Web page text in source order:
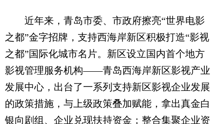
近年来，青岛市委、市政府擦亮“世界电影
之都”金字招牌，支持西海岸新区积极打造“影视
之都”国际化城市名片。新区设立国内首个地方
影视管理服务机构——青岛西海岸新区影视产业
发展中心，出台了一系列支持新区影视企业发展
的政策措施，与上级政策叠加赋能，拿出真金白
银向剧组、企业兑现扶持资金；整合集聚企业资